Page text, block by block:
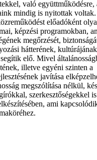
való együttműködésre,
mindig is nyitottak voltak.
előadóként
képzési programokban,
megőrzését,
hátterének,
elő. Mivel
illetve egyéni szinten a
javítása
megszólítása nélkül,
szerkesztőségekkel
ami